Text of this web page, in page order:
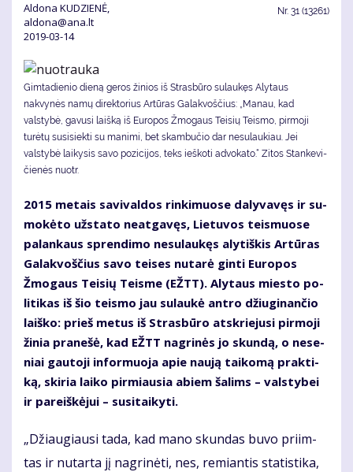
Aldona KUDZIENĖ,
aldona@ana.lt
2019-03-14
Nr. 31 (13261)
Gimtadienio dieną geros žinios iš Strasbūro sulaukęs Alytaus
nakvynės namų direktorius Artūras Galakvoščius: „Manau, kad
valstybė, gavusi laišką iš Europos Žmogaus Teisių Teismo, pirmoji
turėtų susisiekti su manimi, bet skambučio dar nesulaukiau. Jei
valstybė laikysis savo pozicijos, teks ieškoti advokato.“ Zi­tos Stan­ke­vi­
čie­nės nuotr.
2015 me­tais sa­vi­val­dos rin­ki­muo­se da­ly­va­vęs ir su­
mo­kė­to už­sta­to ne­at­ga­vęs, Lie­tu­vos teis­muo­se
pa­lan­kaus spren­di­mo ne­su­lau­kęs aly­tiš­kis Ar­tū­ras
Ga­lak­voš­čius sa­vo tei­ses nu­ta­rė gin­ti Eu­ro­pos
Žmo­gaus Tei­sių Teis­me (EŽTT). Aly­taus mies­to po­
li­ti­kas iš šio teis­mo jau su­lau­kė an­tro džiu­gi­nan­čio
laiš­ko: prieš me­tus iš Stras­bū­ro at­skrie­ju­si pir­mo­ji
ži­nia pra­ne­šė, kad EŽTT nag­ri­nės jo skun­dą, o ne­se­
niai gau­to­ji in­for­muo­ja apie nau­ją tai­ko­mą prak­ti­
ką, ski­ria lai­ko pir­miau­sia abiem ša­lims – vals­ty­bei
ir pa­reiš­kė­jui – su­si­tai­ky­ti.
„Džiau­giau­si ta­da, kad ma­no skun­das bu­vo pri­im­
tas ir nu­tar­ta jį nag­ri­nė­ti, nes, re­mian­tis sta­tis­ti­ka,